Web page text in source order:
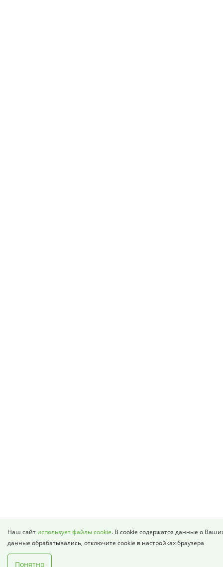
Наш сайт использует файлы cookie. В cookie содержатся данные о
данные обрабатывались, отключите cookie в настройках браузера
Понятно